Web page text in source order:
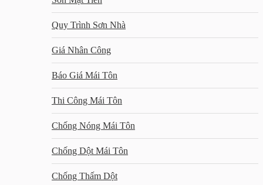
Quy Trình Sơn Nhà
Giá Nhân Công
Báo Giá Mái Tôn
Thi Công Mái Tôn
Chống Nóng Mái Tôn
Chống Dột Mái Tôn
Chống Thấm Dột